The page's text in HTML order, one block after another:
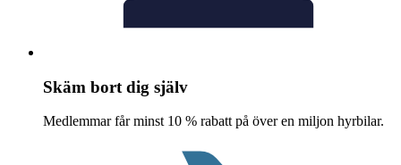
Skäm bort dig själv
Medlemmar får minst 10 % rabatt på över en miljon hyrbilar.